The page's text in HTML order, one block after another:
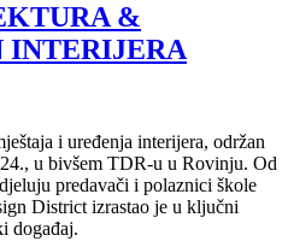
&
i uređenja interijera, održan
u bivšem TDR-u u Rovinju. Od
predavači i polaznici škole
District izrastao je u ključni
događaj.